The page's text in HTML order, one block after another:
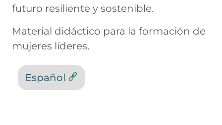
futuro resiliente y sostenible.
Material didáctico para la formación de
mujeres líderes.
Español